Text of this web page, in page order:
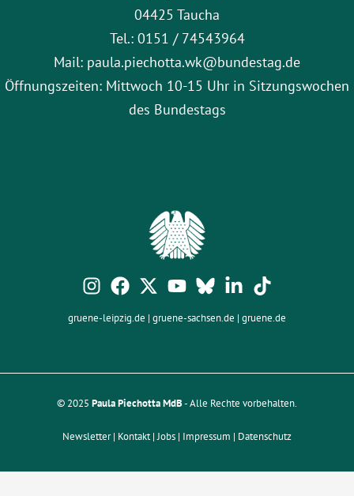
04425 Taucha
Tel.: 0151 / 74543964
Mail: paula.piechotta.wk@bundestag.de
Öffnungszeiten: Mittwoch 10-15 Uhr in Sitzungswochen
des Bundestags
gruene-leipzig.de | gruene-sachsen.de | gruene.de
© 2025 Paula Piechotta MdB- Alle Rechte vorbehalten.
Newsletter | Kontakt | Jobs | Impressum | Datenschutz